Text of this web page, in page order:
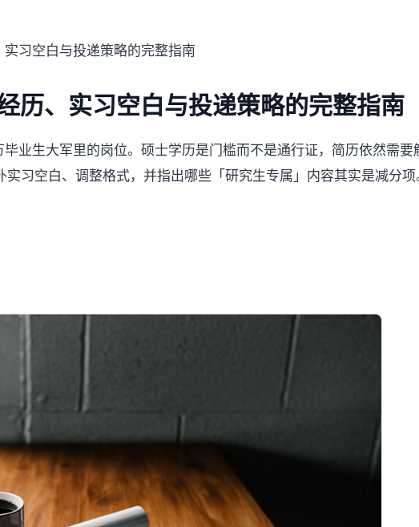
习空白与投递策略的完整指南
历、实习空白与投递策略的完整指南
业生大军里的岗位。硕士学历是门槛而不是通行证，简历依然需
习空白、调整格式，并指出哪些「研究生专属」内容其实是减分项